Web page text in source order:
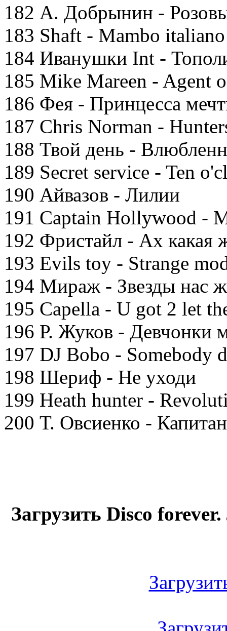
182 А. Добрынин -
183 Shaft - Mambo italiano
184 Иванушки Int -
185 Mike Mareen - Agent
186 Фея - Принцесса
187 Chris Norman -
188 Твой день -
189 Secret service - Ten
190 Айвазов - Лилии
191 Captain Hollywood -
192 Фристайл - Ах какая
193 Evils toy - Strange
194 Мираж - Звезды нас
195 Capella - U got 2 let
196 Р. Жуков - Девчонки
197 DJ Bobo - Somebody
198 Шериф - Не уходи
199 Heath hunter -
200 Т. Овсиенко - Капитан
Загрузить Disco